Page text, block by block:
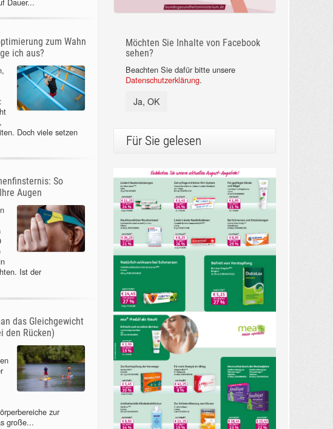
zum Wahn
ich aus?
Doch viele setzen
So
Augen
Ist der
das Gleichgewicht
den Rücken)
zur
große...
Möchten Sie Inhalte von Facebook
sehen?
Beachten Sie dafür bitte unsere
Datenschutzerklärung.
Ja, OK
Für Sie gelesen